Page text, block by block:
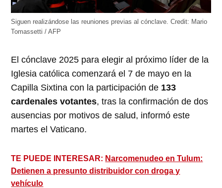
Siguen realizándose las reuniones previas al cónclave.Credit: Mario
Tomassetti / AFP
El cónclave 2025 para elegir al próximo líder de la
Iglesia católica comenzará el 7 de mayo en la
Capilla Sixtina con la participación de 133
cardenales votantes, tras la confirmación de dos
ausencias por motivos de salud, informó este
martes el Vaticano.
TE PUEDE INTERESAR: Narcomenudeo en Tulum:
Detienen a presunto distribuidor con droga y
vehículo